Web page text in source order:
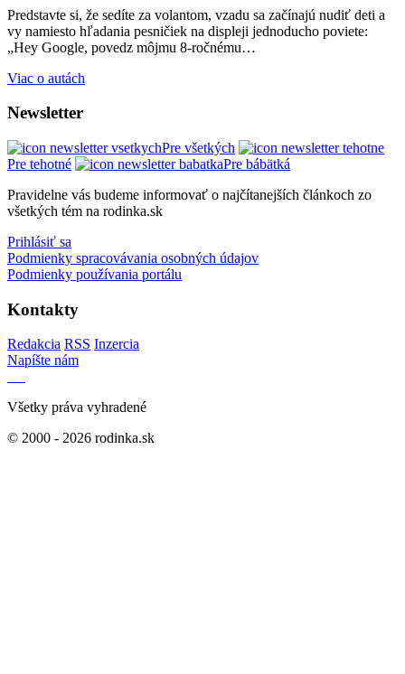
Predstavte si, že sedíte za volantom, vzadu sa začínajú nudiť deti a
vy namiesto hľadania pesničiek na displeji jednoducho poviete:
„Hey Google, povedz môjmu 8-ročnému…
Viac o autách
Newsletter
Pre všetkých
Pre tehotné
Pre bábätká
Pravidelne vás budeme informovať o najčítanejších článkoch zo
všetkých tém na rodinka.sk
Prihlásiť sa
Podmienky spracovávania osobných údajov
Podmienky používania portálu
Kontakty
Redakcia RSS Inzercia
Napíšte nám
Všetky práva vyhradené
© 2000 - 2026 rodinka.sk